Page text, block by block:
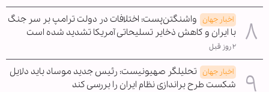
اخبار جهان واشنگتن‌پست: اختلافات در دولت ترامپ بر سر جنگ
با ایران و کاهش ذخایر تسلیحاتی آمریکا تشدید شده است
۲ روز قبل
اخبار جهان تحلیلگر صهیونیست: رئیس جدید موساد باید دلایل
شکست طرح براندازی نظام ایران را بررسی کند